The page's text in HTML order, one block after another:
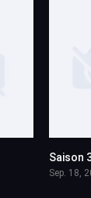
Saison
Sep. 18,